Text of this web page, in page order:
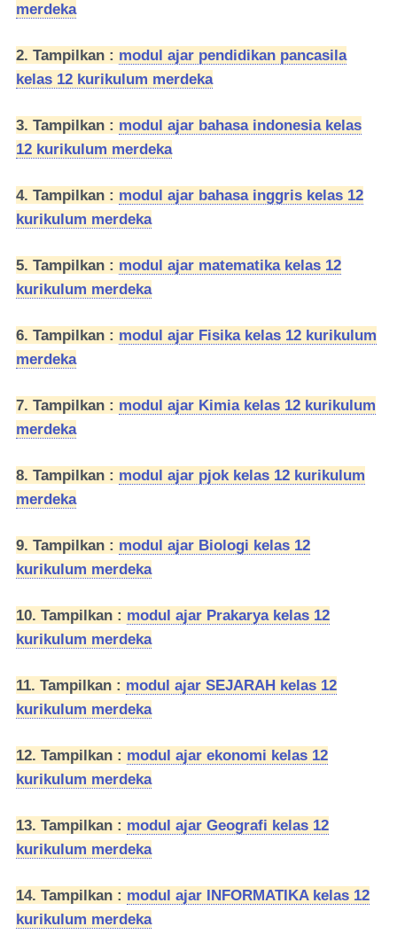
merdeka
2. Tampilkan : modul ajar pendidikan pancasila
kelas 12 kurikulum merdeka
3. Tampilkan : modul ajar bahasa indonesia kelas
12 kurikulum merdeka
4. Tampilkan : modul ajar bahasa inggris kelas 12
kurikulum merdeka
5. Tampilkan : modul ajar matematika kelas 12
kurikulum merdeka
6. Tampilkan : modul ajar Fisika kelas 12 kurikulum
merdeka
7. Tampilkan : modul ajar Kimia kelas 12 kurikulum
merdeka
8. Tampilkan : modul ajar pjok kelas 12 kurikulum
merdeka
9. Tampilkan : modul ajar Biologi kelas 12
kurikulum merdeka
10. Tampilkan : modul ajar Prakarya kelas 12
kurikulum merdeka
11. Tampilkan : modul ajar SEJARAH kelas 12
kurikulum merdeka
12. Tampilkan : modul ajar ekonomi kelas 12
kurikulum merdeka
13. Tampilkan : modul ajar Geografi kelas 12
kurikulum merdeka
14. Tampilkan : modul ajar INFORMATIKA kelas 12
kurikulum merdeka